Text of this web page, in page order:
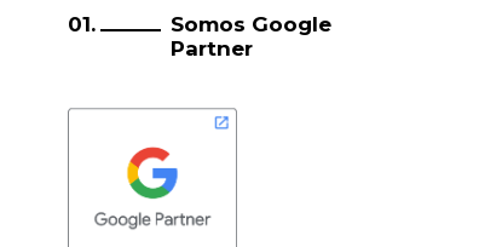
Somos Google
Partner